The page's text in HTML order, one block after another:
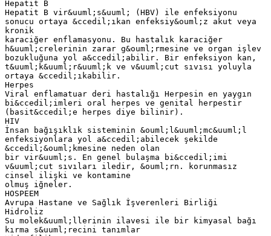
Hepatit B
Hepatit B vir&uuml;s&uuml; (HBV) ile enfeksiyonu
sonucu ortaya &ccedil;ıkan enfeksiy&ouml;z akut veya
kronik
karaciğer enflamasyonu. Bu hastalık karaciğer
h&uuml;crelerinin zarar g&ouml;rmesine ve organ işlev
bozukluğuna yol a&ccedil;abilir. Bir enfeksiyon kan,
t&uuml;k&uuml;r&uuml;k ve v&uuml;cut sıvısı yoluyla
ortaya &ccedil;ıkabilir.
Herpes
Viral enflamatuar deri hastalığı Herpesin en yaygın
bi&ccedil;imleri oral herpes ve genital herpestir
(basit&ccedil;e herpes diye bilinir).
HIV
İnsan bağışıklık sisteminin &ouml;l&uuml;mc&uuml;l
enfeksiyonlara yol a&ccedil;abilecek şekilde
&ccedil;&ouml;kmesine neden olan
bir vir&uuml;s. En genel bulaşma bi&ccedil;imi
v&uuml;cut sıvıları iledir, &ouml;rn. korunmasız
cinsel ilişki ve kontamine
olmuş iğneler.
HOSPEEM
Avrupa Hastane ve Sağlık İşverenleri Birliği
Hidroliz
Su molek&uuml;llerinin ilavesi ile bir kimyasal bağı
kırma s&uuml;recini tanımlar